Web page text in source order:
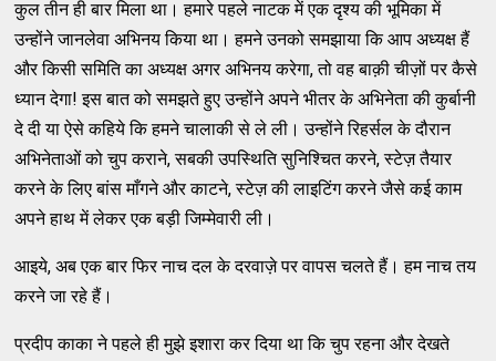
कुल तीन ही बार मिला था। हमारे पहले नाटक में एक दृश्य की भूमिका में
उन्होंने जानलेवा अभिनय किया था। हमने उनको समझाया कि आप अध्यक्ष हैं
और किसी समिति का अध्यक्ष अगर अभिनय करेगा, तो वह बाक़ी चीज़ों पर कैसे
ध्यान देगा! इस बात को समझते हुए उन्होंने अपने भीतर के अभिनेता की कुर्बानी
दे दी या ऐसे कहिये कि हमने चालाकी से ले ली। उन्होंने रिहर्सल के दौरान
अभिनेताओं को चुप कराने, सबकी उपस्थिति सुनिश्चित करने, स्टेज़ तैयार
करने के लिए बांस माँगने और काटने, स्टेज़ की लाइटिंग करने जैसे कई काम
अपने हाथ में लेकर एक बड़ी जिम्मेवारी ली।
आइये, अब एक बार फिर नाच दल के दरवाज़े पर वापस चलते हैं। हम नाच तय
करने जा रहे हैं।
प्रदीप काका ने पहले ही मुझे इशारा कर दिया था कि चुप रहना और देखते